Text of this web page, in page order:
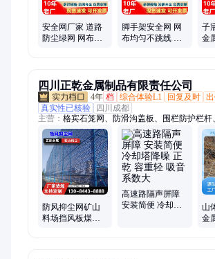
安全网厂家 道路
防尘绿网 网布均
脚手架安全网 网
布均匀不跳线 阻
子
金
四川正乾金属制品有限责任公司
4年 档 综合体验L1 回复及时
真实性已核验
四川成都
主营： 格宾石笼网、防滑沟盖板、围栏防护栏杆
笼、防水水泥预制板
防风抑尘网矿山
料场挡风板煤砂
高速路隔声屏障
安装简便 冷却塔
山
金